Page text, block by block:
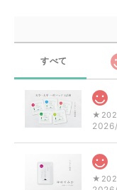
すべて